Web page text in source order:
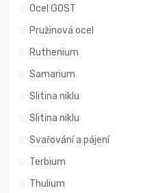
Ocel GOST
Pružinová ocel
Ruthenium
Samarium
Slitina niklu
Slitina niklu
Svařování a pájení
Terbium
Thulium